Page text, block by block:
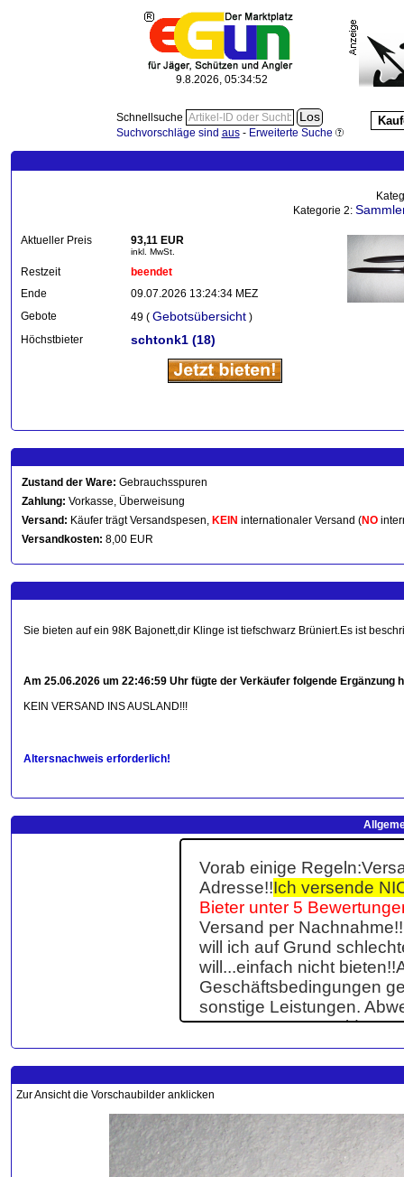
9.8.2026, 05:34:52
Schnellsuche
Suchvorschläge sind aus- Erweiterte Suche
Kategorie 2:
Aktueller Preis 93,11 EUR
inkl. MwSt.
Restzeit
beendet
Ende
09.07.2026 13:24:34 MEZ
Gebote
49 ( Gebotsübersicht )
Höchstbieter
schtonk1 (18)
Zustand der Ware: Gebrauchsspuren
Zahlung: Vorkasse, Überweisung
Versand: Käufer trägt Versandspesen, KEIN internationaler Versand (NO
Versandkosten: 8,00 EUR
Sie bieten auf ein 98K Bajonett,dir Klinge ist tiefschwarz Brüniert.Es ist
Am 25.06.2026 um 22:46:59 Uhr fügte der Verkäufer folgende Ergänzung
KEIN VERSAND INS AUSLAND!!!
Altersnachweis erforderlich!
Zur Ansicht die Vorschaubilder anklicken